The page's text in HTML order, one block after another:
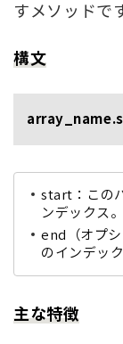
すメソッドで
構文
start ：この
ンデックス。
end （オプ
のインデッ
主な特徴